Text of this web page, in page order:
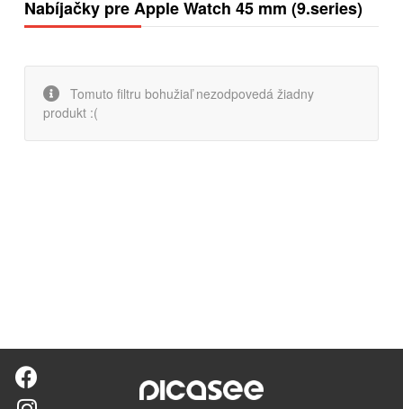
Nabíjačky pre Apple Watch 45 mm (9.series)
Tomuto filtru bohužiaľ nezodpovedá žiadny
produkt :(